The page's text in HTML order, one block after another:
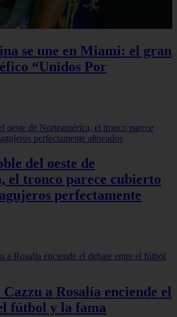
se une en Miami: el gran
“Unidos Por
del oeste de
el tronco parece cubierto
perfectamente
a Rosalía enciende el
fútbol y la fama